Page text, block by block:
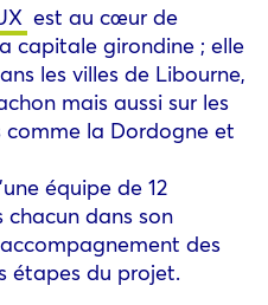
est au cœur de
capitale girondine ; elle
les villes de Libourne,
mais aussi sur les
la Dordogne et
équipe de 12
chacun dans son
des
étapes du projet.